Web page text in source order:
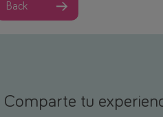
Back
Comparte tu